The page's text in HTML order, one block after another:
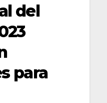
del
para